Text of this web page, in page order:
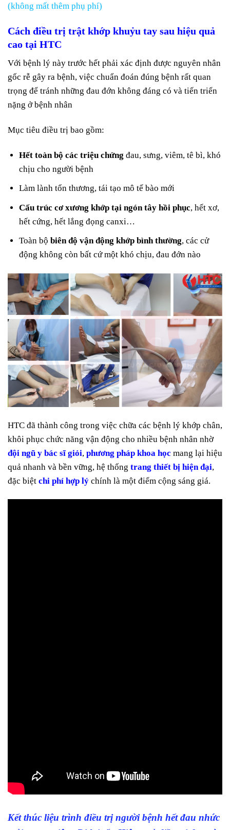
(không mất thêm phụ phí)
Cách điều trị trật khớp khuỷu tay sau hiệu quả
cao tại HTC
Với bệnh lý này trước hết phải xác định được nguyên nhân
gốc rễ gây ra bệnh, việc chuẩn đoán đúng bệnh rất quan
trọng để tránh những đau đớn không đáng có và tiến triển
nặng ở bệnh nhân
Mục tiêu điều trị bao gồm:
Hết toàn bộ các triệu chứng đau, sưng, viêm, tê bì, khó
chịu cho người bệnh
Làm lành tổn thương, tái tạo mô tế bào mới
Cấu trúc cơ xương khớp tại ngón tây hồi phục, hết xơ,
hết cứng, hết lắng đọng canxi…
Toàn bộbiên độ vận động khớp bình thường, các cử
động không còn bất cứ một khó chịu, đau đớn nào
HTC đã thành công trong việc chữa các bệnh lý khớp chân,
khôi phục chức năng vận động cho nhiều bệnh nhân nhờ
đội ngũ y bác sĩ giỏi, phương pháp khoa học mang lại hiệu
quả nhanh và bền vững, hệ thống trang thiết bị hiện đại,
đặc biệt chi phí hợp lý chính là một điểm cộng sáng giá.
Kết thúc liệu trình điều trị người bệnh hết đau nhức